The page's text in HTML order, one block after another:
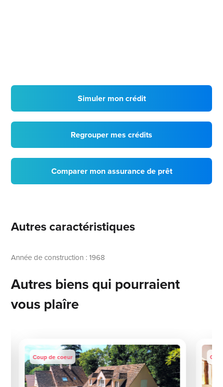
Simuler mon crédit
Regrouper mes crédits
Comparer mon assurance de prêt
Autres caractéristiques
Année de construction : 1968
Autres biens qui pourraient
vous plaîre
Coup de coeur